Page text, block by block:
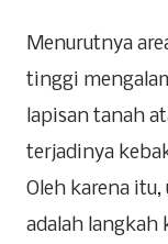
‎Menurutnya
tinggi
lapisan tanah
terjadinya
Oleh karena itu,
adalah langkah